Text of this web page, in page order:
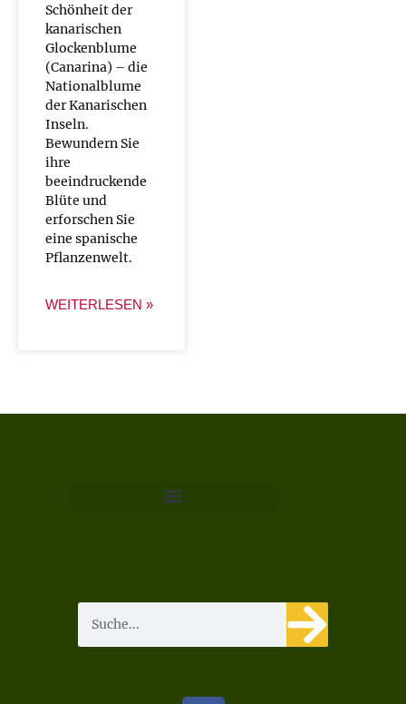
Schönheit der
kanarischen
Glockenblume
(Canarina) – die
Nationalblume
der Kanarischen
Inseln.
Bewundern Sie
ihre
beeindruckende
Blüte und
erforschen Sie
eine spanische
Pflanzenwelt.
WEITERLESEN »